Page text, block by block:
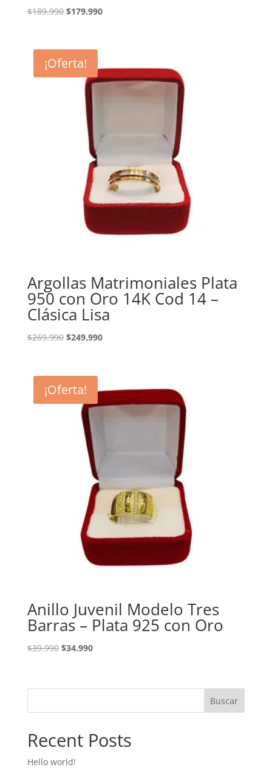
$189.990 El
era:
$189.990.
$179.990El
$179.990.
¡Oferta!
Argollas Matrimoniales Plata
950 con Oro 14K Cod 14 –
Clásica Lisa
$269.990 El
era:
$269.990.
$249.990El
$249.990.
¡Oferta!
Anillo Juvenil Modelo Tres
Barras – Plata 925 con Oro
$39.990 El
era:
$34.990El
es:
Buscar
Recent Posts
Hello world!